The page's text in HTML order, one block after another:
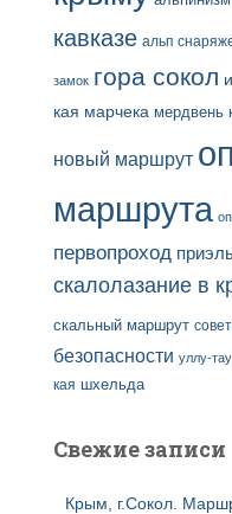
кавказе альп
замок гора сокол
кая марчека мердвень
новый маршрут
маршрута
первопроход
скалолазание в
скальный маршрут
безопасности уллу-тау
кая шхельда
Свежие записи
Крым, г.Сокол.